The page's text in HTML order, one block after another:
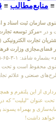
≡ منابع‌مطالب ≡
سازمان ثبت اسناد و
«مرکز توسعه
تجارت الکترونیکی
فضای‌مجازی وزارت
محفوظ است و تحت
صنعتی و علائم
از این پلتفرم و
تحت عنوان “لیلیت” که
و بهمراه
خواهد داشت!